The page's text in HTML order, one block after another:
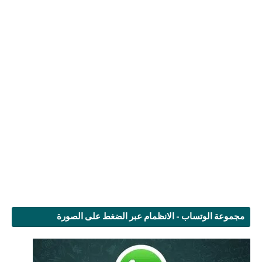
مجموعة الوتساب - الانظمام عبر الضغط على الصورة